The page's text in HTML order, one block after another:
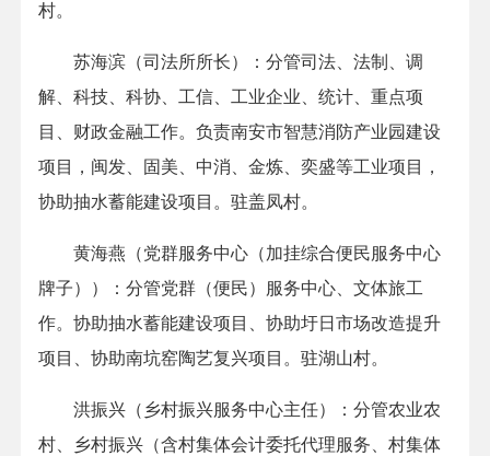
村。
苏海滨（司法所所长）：分管司法、法制、调
解、科技、科协、工信、工业企业、统计、重点项
目、财政金融工作。负责南安市智慧消防产业园建设
项目，闽发、固美、中消、金炼、奕盛等工业项目，
协助抽水蓄能建设项目。驻盖凤村。
黄海燕（党群服务中心（加挂综合便民服务中心
牌子））：分管党群（便民）服务中心、文体旅工
作。协助抽水蓄能建设项目、协助圩日市场改造提升
项目、协助南坑窑陶艺复兴项目。驻湖山村。
洪振兴（乡村振兴服务中心主任）：分管农业农
村、乡村振兴（含村集体会计委托代理服务、村集体